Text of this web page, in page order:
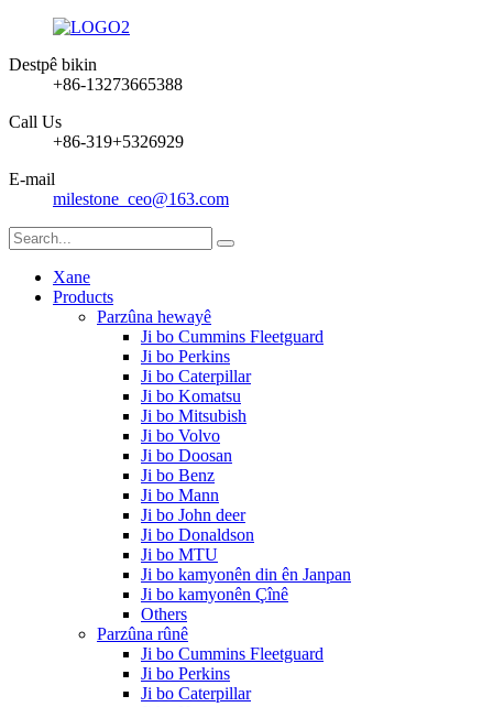
Destpê bikin
+86-13273665388
Call Us
+86-319+5326929
E-mail
milestone_ceo@163.com
Xane
Products
Parzûna hewayê
Ji bo Cummins Fleetguard
Ji bo Perkins
Ji bo Caterpillar
Ji bo Komatsu
Ji bo Mitsubish
Ji bo Volvo
Ji bo Doosan
Ji bo Benz
Ji bo Mann
Ji bo John deer
Ji bo Donaldson
Ji bo MTU
Ji bo kamyonên din ên Janpan
Ji bo kamyonên Çînê
Others
Parzûna rûnê
Ji bo Cummins Fleetguard
Ji bo Perkins
Ji bo Caterpillar